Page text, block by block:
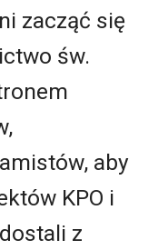
zacząć się
św.
aby
KPO i
z